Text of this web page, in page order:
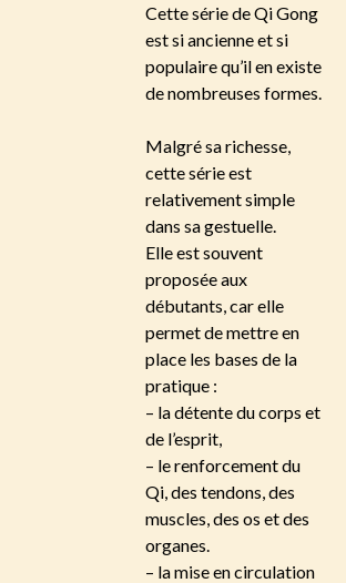
Cette série de Qi Gong
est si ancienne et si
populaire qu’il en existe
de nombreuses formes.
Malgré sa richesse,
cette série est
relativement simple
dans sa gestuelle.
Elle est souvent
proposée aux
débutants, car elle
permet de mettre en
place les bases de la
pratique :
– la détente du corps et
de l’esprit,
– le renforcement du
Qi, des tendons, des
muscles, des os et des
organes.
– la mise en circulation